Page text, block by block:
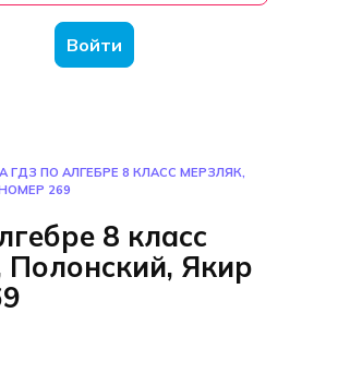
Войти
ГДЗ ПО АЛГЕБРЕ 8 КЛАСС МЕРЗЛЯК,
269
8 класс
Полонский, Якир